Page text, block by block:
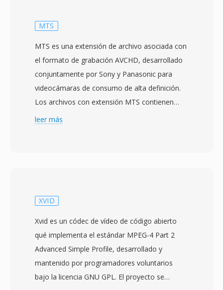
MTS
MTS es una extensión de archivo asociada con
el formato de grabación AVCHD, desarrollado
conjuntamente por Sony y Panasonic para
videocámaras de consumo de alta definición.
Los archivos con extensión MTS contienen
datos de flujo de transporte MPEG-2 qué
grabación, a diferencia de los archivos M2TS
de flujo de transporte en contextos de disco
Blu-ray. Las videocámaras de consumo y
semiprofesionales de Sony, Panasonic, Canon
y otros fabricantes escriben archivos MTS en
una jerarquía de directorios estructurada en
leer más
XVID
Xvid es un códec de vídeo de código abierto
qué implementa el estándar MPEG-4 Part 2
Advanced Simple Profile, desarrollado y
mantenido por programadores voluntarios
bajo la licencia GNU GPL. El proyecto se